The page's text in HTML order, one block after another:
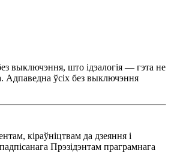
выключэння, што iдэалогiя — гэта не
Адпаведна ўсiх без выключэння
кiраўнiцтвам да дзеяння i
Прэзiдэнтам праграмнага